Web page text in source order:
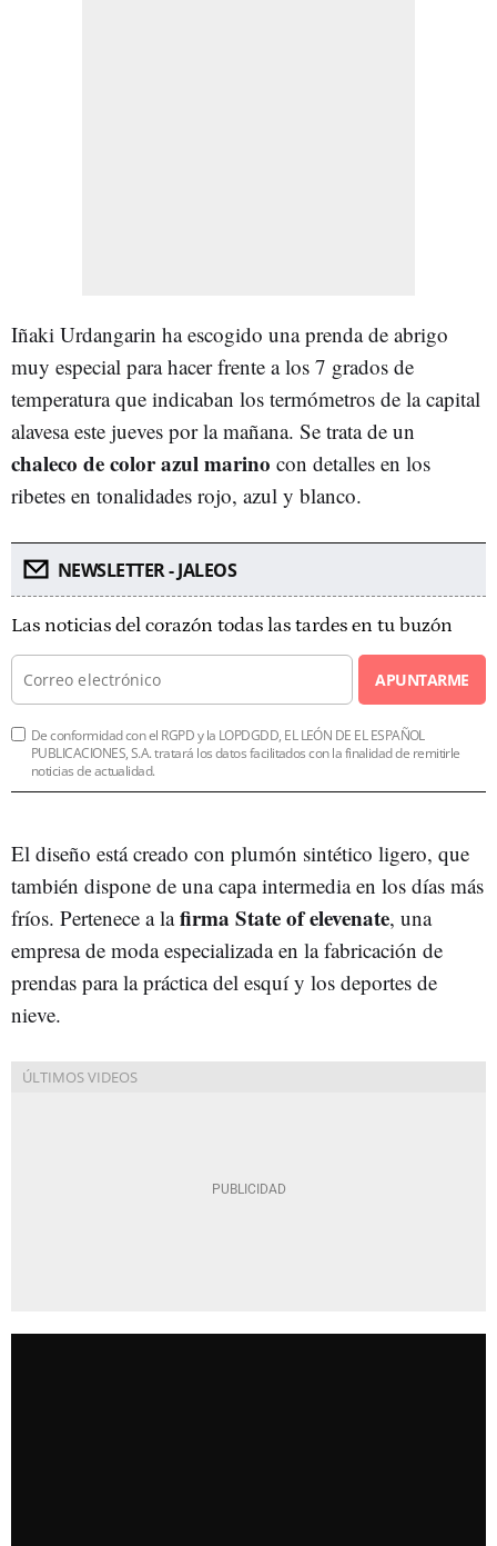
Iñaki Urdangarin ha escogido una prenda de abrigo
muy especial para hacer frente a los 7 grados de
temperatura que indicaban los termómetros de la capital
alavesa este jueves por la mañana. Se trata de un
chaleco de color azul marino con detalles en los
ribetes en tonalidades rojo, azul y blanco.
NEWSLETTER - JALEOS
Las noticias del corazón todas las tardes en tu buzón
APUNTARME
De conformidad con el RGPD y la LOPDGDD, EL LEÓN DE EL ESPAÑOL
PUBLICACIONES, S.A. tratará los datos facilitados con la finalidad de remitirle
noticias de actualidad.
El diseño está creado con plumón sintético ligero, que
también dispone de una capa intermedia en los días más
fríos. Pertenece a lafirma State of elevenate, una
empresa de moda especializada en la fabricación de
prendas para la práctica del esquí y los deportes de
nieve.